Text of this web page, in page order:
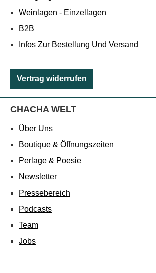
Weinlagen - Einzellagen
B2B
Infos Zur Bestellung Und Versand
Vertrag widerrufen
CHACHA WELT
Über Uns
Boutique & Öffnungszeiten
Perlage & Poesie
Newsletter
Pressebereich
Podcasts
Team
Jobs